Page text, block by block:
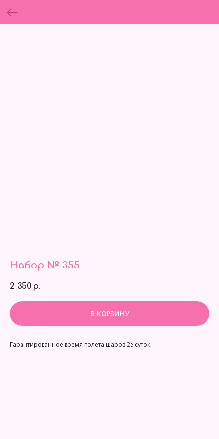
Набор № 355
2 350 р.
В КОРЗИНУ
Гарантированное время полета шаров 2е суток.